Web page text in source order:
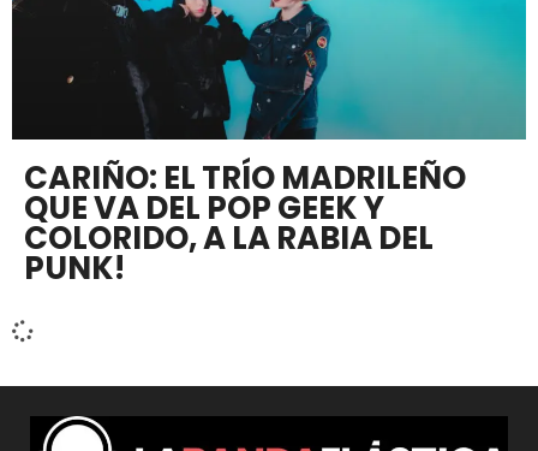
CARIÑO: EL TRÍO MADRILEÑO
QUE VA DEL POP GEEK Y
COLORIDO, A LA RABIA DEL
PUNK!